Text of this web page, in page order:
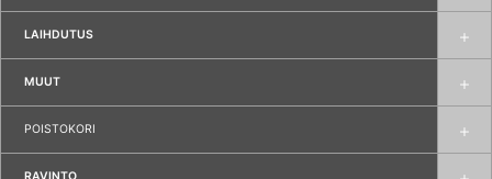
LAIHDUTUS
MUUT
POISTOKORI
RAVINTO